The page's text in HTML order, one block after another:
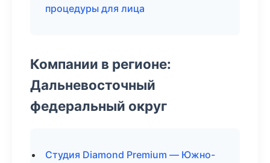
процедуры для лица
Компании в регионе:
Дальневосточный
федеральный округ
Студия Diamond Premium — Южно-